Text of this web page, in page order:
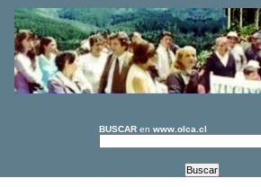
BUSCAR en www.olca.cl